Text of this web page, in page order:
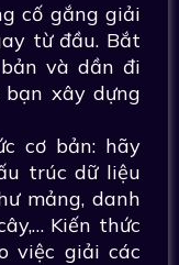
cố gắng giải
từ đầu. Bắt
và dần đi
bạn xây dựng
cơ bản: hãy
trúc dữ liệu
mảng, danh
Kiến thức
việc giải các